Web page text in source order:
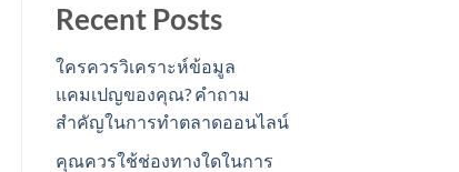
Recent Posts
ใครควรวิเคราะห์ข้อมูล
แคมเปญของคุณ? คำถาม
สำคัญในการทำตลาดออนไลน์
คุณควรใช้ช่องทางใดในการ